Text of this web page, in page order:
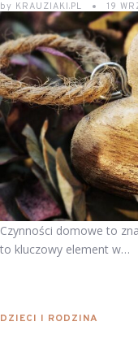
by KRAUZIAKI.PL 19
Czynności domowe to
to kluczowy element w…
DZIECI I RODZINA